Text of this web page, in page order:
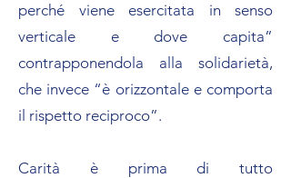
perché viene esercitata in senso
verticale e dove capita”
contrapponendola alla solidarietà,
che invece “è orizzontale e comporta
il rispetto reciproco”.
Carità è prima di tutto